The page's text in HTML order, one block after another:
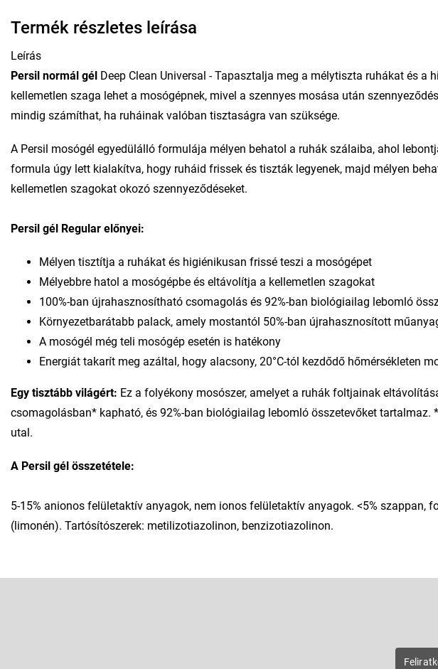
Termék részletes leírása
Leírás
Persil normál gél Deep Clean Universal - Tapasztalja meg a mélytiszta ruhákat és
kellemetlen szaga lehet a mosógépnek, mivel a szennyes mosása után
mindig számíthat, ha ruháinak valóban tisztaságra van szüksége.
A Persil mosógél egyedülálló formulája mélyen behatol a ruhák szálaiba, ahol
formula úgy lett kialakítva, hogy ruháid frissek és tiszták legyenek, majd mélyen
kellemetlen szagokat okozó szennyeződéseket.
Persil gél Regular előnyei:
Mélyen tisztítja a ruhákat és higiénikusan frissé teszi a mosógépet
Mélyebbre hatol a mosógépbe és eltávolítja a kellemetlen szagokat
100%-ban újrahasznosítható csomagolás és 92%-ban biológiailag lebomló
Környezetbarátabb palack, amely mostantól 50%-ban újrahasznosított
A mosógél még teli mosógép esetén is hatékony
Energiát takarít meg azáltal, hogy alacsony, 20°C-tól kezdődő hőmérsékleten
Egy tisztább világért: Ez a folyékony mosószer, amelyet a ruhák foltjainak
csomagolásban* kapható, és 92%-ban biológiailag lebomló összetevőket tartalmaz.
utal.
A Persil gél összetétele:
5-15% anionos felületaktív anyagok, nem ionos felületaktív anyagok. <5% szappan,
(limonén). Tartósítószerek: metilizotiazolinon, benzizotiazolinon.